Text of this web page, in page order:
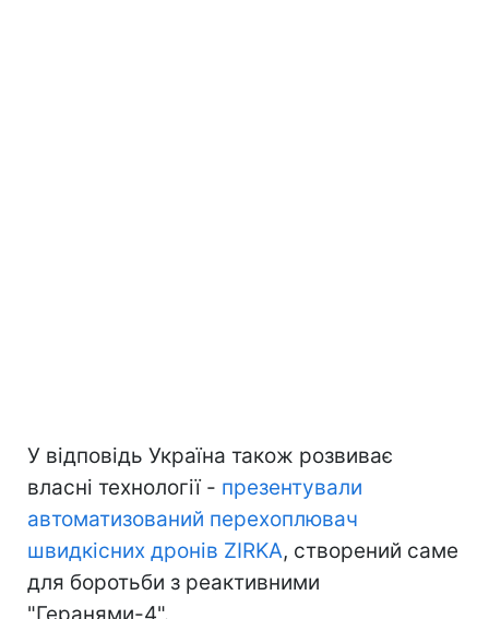
У відповідь Україна також розвиває
власні технології - презентували
автоматизований перехоплювач
швидкісних дронів ZIRKA, створений саме
для боротьби з реактивними